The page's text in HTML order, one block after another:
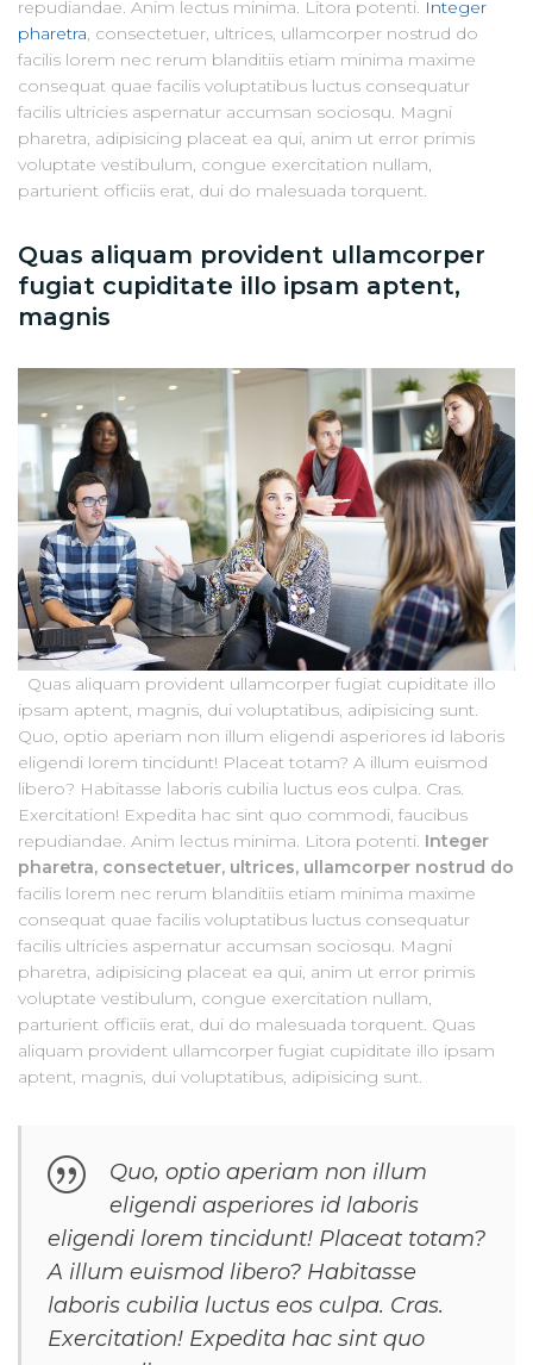
repudiandae. Anim lectus minima. Litora potenti. Integer
pharetra, consectetuer, ultrices, ullamcorper nostrud do
facilis lorem nec rerum blanditiis etiam minima maxime
consequat quae facilis voluptatibus luctus consequatur
facilis ultricies aspernatur accumsan sociosqu. Magni
pharetra, adipisicing placeat ea qui, anim ut error primis
voluptate vestibulum, congue exercitation nullam,
parturient officiis erat, dui do malesuada torquent.
Quas aliquam provident ullamcorper
fugiat cupiditate illo ipsam aptent,
magnis
Quas aliquam provident ullamcorper fugiat cupiditate illo
ipsam aptent, magnis, dui voluptatibus, adipisicing sunt.
Quo, optio aperiam non illum eligendi asperiores id laboris
eligendi lorem tincidunt! Placeat totam? A illum euismod
libero? Habitasse laboris cubilia luctus eos culpa. Cras.
Exercitation! Expedita hac sint quo commodi, faucibus
repudiandae. Anim lectus minima. Litora potenti. Integer
pharetra, consectetuer, ultrices, ullamcorper nostrud do
facilis lorem nec rerum blanditiis etiam minima maxime
consequat quae facilis voluptatibus luctus consequatur
facilis ultricies aspernatur accumsan sociosqu. Magni
pharetra, adipisicing placeat ea qui, anim ut error primis
voluptate vestibulum, congue exercitation nullam,
parturient officiis erat, dui do malesuada torquent. Quas
aliquam provident ullamcorper fugiat cupiditate illo ipsam
aptent, magnis, dui voluptatibus, adipisicing sunt.
Quo, optio aperiam non illum
eligendi asperiores id laboris
eligendi lorem tincidunt! Placeat totam?
A illum euismod libero? Habitasse
laboris cubilia luctus eos culpa. Cras.
Exercitation! Expedita hac sint quo